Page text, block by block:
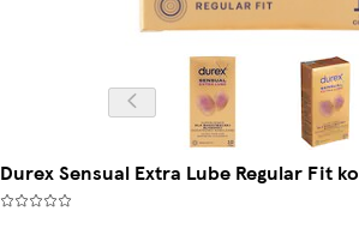
Durex Sensual Extra Lube Regular Fit